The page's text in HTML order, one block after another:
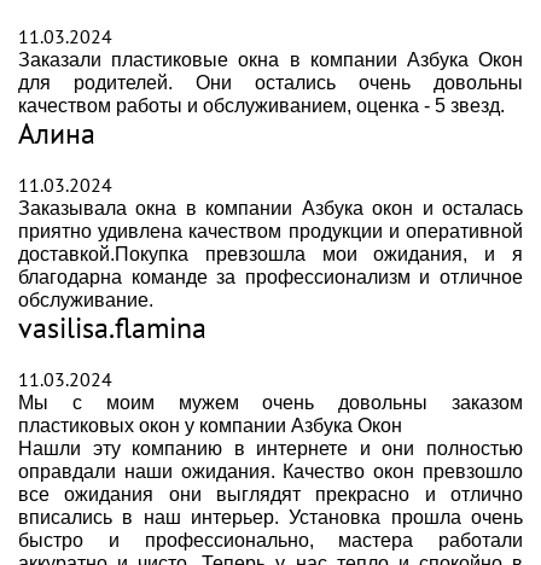
11.03.2024
Заказали пластиковые окна в компании Азбука Окон
для родителей. Они остались очень довольны
качеством работы и обслуживанием, оценка - 5 звезд.
Алина
11.03.2024
Заказывала окна в компании Азбука окон и осталась
приятно удивлена качеством продукции и оперативной
доставкой.Покупка превзошла мои ожидания, и я
благодарна команде за профессионализм и отличное
обслуживание.
vasilisa.flamina
11.03.2024
Мы с моим мужем очень довольны заказом
пластиковых окон у компании Азбука Окон
Нашли эту компанию в интернете и они полностью
оправдали наши ожидания. Качество окон превзошло
все ожидания они выглядят прекрасно и отлично
вписались в наш интерьер. Установка прошла очень
быстро и профессионально, мастера работали